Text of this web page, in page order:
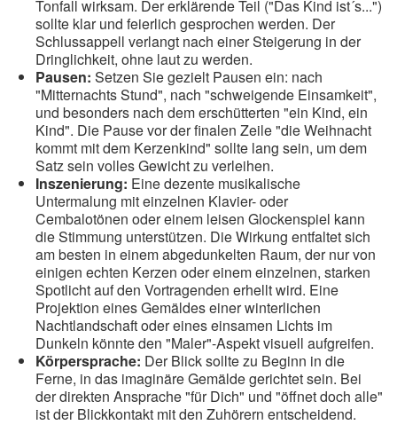
Tonfall wirksam. Der erklärende Teil ("Das Kind ist´s...")
sollte klar und feierlich gesprochen werden. Der
Schlussappell verlangt nach einer Steigerung in der
Dringlichkeit, ohne laut zu werden.
Pausen: Setzen Sie gezielt Pausen ein: nach
"Mitternachts Stund", nach "schweigende Einsamkeit",
und besonders nach dem erschütterten "ein Kind, ein
Kind". Die Pause vor der finalen Zeile "die Weihnacht
kommt mit dem Kerzenkind" sollte lang sein, um dem
Satz sein volles Gewicht zu verleihen.
Inszenierung: Eine dezente musikalische
Untermalung mit einzelnen Klavier- oder
Cembalotönen oder einem leisen Glockenspiel kann
die Stimmung unterstützen. Die Wirkung entfaltet sich
am besten in einem abgedunkelten Raum, der nur von
einigen echten Kerzen oder einem einzelnen, starken
Spotlicht auf den Vortragenden erhellt wird. Eine
Projektion eines Gemäldes einer winterlichen
Nachtlandschaft oder eines einsamen Lichts im
Dunkeln könnte den "Maler"-Aspekt visuell aufgreifen.
Körpersprache: Der Blick sollte zu Beginn in die
Ferne, in das imaginäre Gemälde gerichtet sein. Bei
der direkten Ansprache "für Dich" und "öffnet doch alle"
ist der Blickkontakt mit den Zuhörern entscheidend.